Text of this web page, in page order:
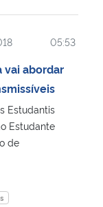
05:53
vai abordar
Estudantis
Estudante
de